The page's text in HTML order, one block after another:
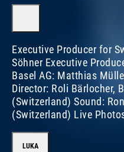
Executive Producer for
Söhner Executive
Basel AG: Matthias
Director: Roli Bärlocher,
(Switzerland) Sound:
(Switzerland) Live
LUKA